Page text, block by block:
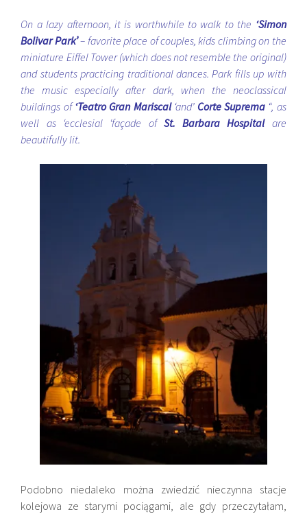
On a lazy afternoon, it is worthwhile to walk to the ‘Simon
Bolivar Park’– favorite place of couples, kids climbing on the
miniature Eiffel Tower (which does not resemble the original)
and students practicing traditional dances. Park fills up with
the music especially after dark, when the neoclassical
buildings of‘Teatro Gran Mariscal ‘and’ Corte Suprema “, as
well as ‘ecclesial ‘façade of St. Barbara Hospital are
beautifully lit.
Podobno niedaleko można zwiedzić nieczynna stacje
kolejowa ze starymi pociągami, ale gdy przeczytałam,